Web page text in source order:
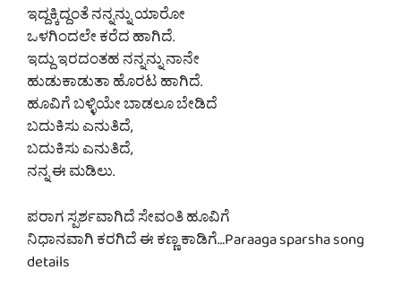
ಇದ್ದಕ್ಕಿದ್ದಂತೆ ನನ್ನನ್ನು ಯಾರೋ
ಒಳಗಿಂದಲೇ ಕರೆದ ಹಾಗಿದೆ.
ಇದ್ದು ಇರದಂತಹ ನನ್ನನ್ನು ನಾನೇ
ಹುಡುಕಾಡುತಾ ಹೊರಟ ಹಾಗಿದೆ.
ಹೂವಿಗೆ ಬಳ್ಳಿಯೇ ಬಾಡಲೂ ಬೇಡಿದೆ
ಬದುಕಿಸು ಎನುತಿದೆ,
ಬದುಕಿಸು ಎನುತಿದೆ,
ನನ್ನ ಈ ಮಡಿಲು.
ಪರಾಗ ಸ್ಪರ್ಶವಾಗಿದೆ ಸೇವಂತಿ ಹೂವಿಗೆ
ನಿಧಾನವಾಗಿ ಕರಗಿದೆ ಈ ಕಣ್ಣ ಕಾಡಿಗೆ…Paraaga sparsha song
details